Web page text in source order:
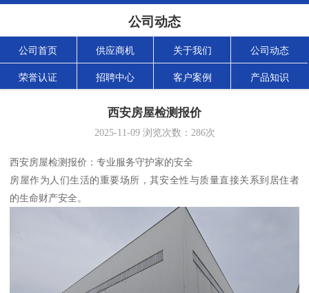
公司动态
公司首页 供应商机 关于我们 公司动态
荣誉认证 招聘中心 客户案例 产品知识
西安房屋检测报价
2025-11-09浏览次数： 286次
西安房屋检测报价：专业服务守护家的安全
房屋作为人们生活的重要场所，其安全性与质量直接关系到居住者
的生命财产安全。